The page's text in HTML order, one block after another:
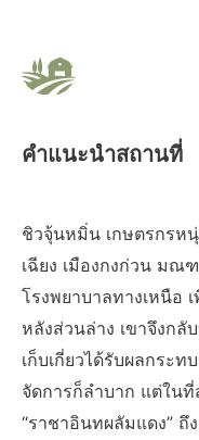
คำแนะนำสถานที่
ชิวจุ้นหมิ่น เกษตรกรห
เฉียง เมืองกงก่วน มณ
โรงพยาบาลทางเหนือ
หลังส่วนล่าง เขาจึงกลั
เก็บเกี่ยวได้รับผลกระ
จัดการก็ลำบาก แต่ใน
“ราชาอินทผลัมแดง” ถึ